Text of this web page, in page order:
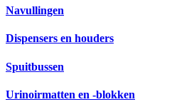
Navullingen
Dispensers en houders
Spuitbussen
Urinoirmatten en -blokken